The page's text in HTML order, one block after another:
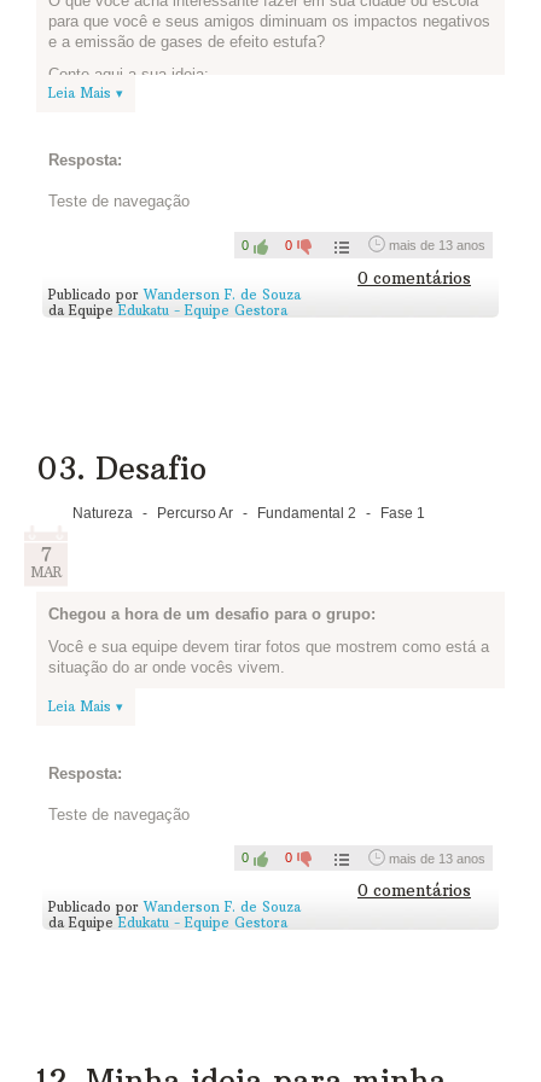
para que você e seus amigos diminuam os impactos negativos
e a emissão de gases de efeito estufa?
Conte aqui a sua ideia:
Leia Mais ▾
Resposta:
Teste de navegação
0 0 mais de 13 anos
0 comentários
Publicado por Wanderson F. de Souza
da Equipe Edukatu - Equipe Gestora
03. Desafio
Natureza - Percurso Ar - Fundamental 2 - Fase 1
7
MAR
Chegou a hora de um desafio para o grupo:
Você e sua equipe devem tirar fotos que mostrem como está a
situação do ar onde vocês vivem.
Depois devem escolher juntos as 4 melhores imagens que
Se sua cidade tem áreas poluídas e outras onde o ar tem
Se não for possível tirar fotos, vale desenhar ou mesmo
gravar um vídeo utilizando uma câmera ou celular!
Leia Mais ▾
Resposta:
Teste de navegação
0 0 mais de 13 anos
0 comentários
Publicado por Wanderson F. de Souza
da Equipe Edukatu - Equipe Gestora